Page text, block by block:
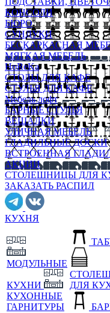
КОНСОЛИ
БЮРО
СУНДУКИ
БЕСКАРКАСНАЯ
МЯГКАЯ МЕБЕЛЬ
HoReKa
СТОЛЫ ДЛЯ КАФЕ
СТУЛЬЯ ДЛЯ КАФЕ
Мебель лофт
БАРНЫЕ СТУЛЬЯ
ВЕШАЛКИ
УЛИЧНАЯ МЕБЕЛЬ
ГЛАДИЛЬНЫЕ ДОСКИ
ВСТРОЕННАЯ
АКЦИИ
СТОЛЕШНИЦЫ ДЛЯ
ЗАКАЗАТЬ РАСПИЛ
КУХНЯ
МОДУЛЬНЫЕ
КУХНИ
КУХОННЫЕ
ГАРНИТУРЫ
ДЛЯ